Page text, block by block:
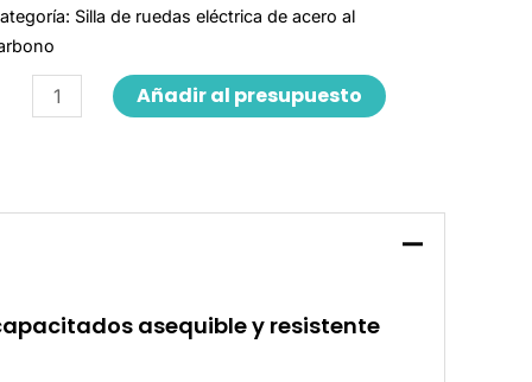
Silla de ruedas eléctrica de acero al
Añadir al presupuesto
asequible y resistente